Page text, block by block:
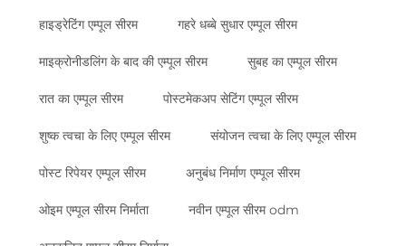
हाइड्रेटिंग एम्पूल सीरम गहरे धब्बे सुधार एम्पूल सीरम
माइक्रोनीडलिंग के बाद की एम्पूल सीरम सुबह का एम्पूल सीरम
रात का एम्पूल सीरम पोस्टमेकअप सेटिंग एम्पूल सीरम
शुष्क त्वचा के लिए एम्पूल सीरम संयोजन त्वचा के लिए एम्पूल सीरम
पोस्ट रिपेयर एम्पूल सीरम अनुबंध निर्माण एम्पूल सीरम
ओइम एम्पूल सीरम निर्माता नवीन एम्पूल सीरम odm